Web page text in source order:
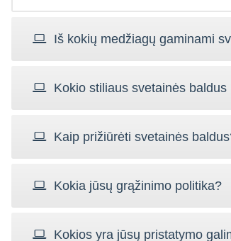
Iš kokių medžiagų gaminami
Kokio stiliaus svetainės baldus
Kaip prižiūrėti svetainės
Kokia jūsų grąžinimo politika?
Kokios yra jūsų pristatymo